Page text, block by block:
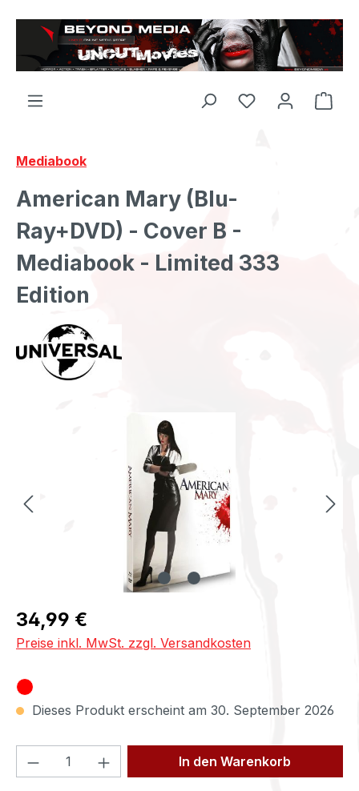
Zum Hauptinhalt springen
Mediabook
American Mary (Blu-
Ray+DVD) - Cover B -
Mediabook - Limited 333
Edition
Bildergalerie überspringen
Regulärer Preis:
34,99 €
Preise inkl. MwSt. zzgl. Versandkosten
Dieses Produkt erscheint am 30. September 2026
Produkt Anzahl: Gib denIn den Warenkorb